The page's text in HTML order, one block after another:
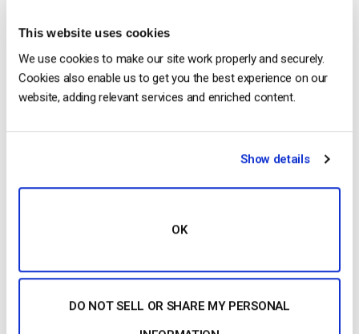
This website uses cookies
We use cookies to make our site work properly and securely.
Cookies also enable us to get you the best experience on our
website, adding relevant services and enriched content.
Show details
OK
DO NOT SELL OR SHARE MY PERSONAL
Read Next
Comment diffuser en direct à partir d’un
by Jon Whitehead
August 4, 2026